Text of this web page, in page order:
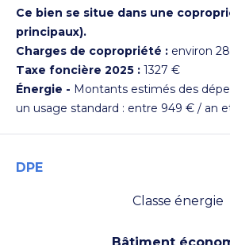
Ce bien se situe dans une
principaux).
Charges de copropriété : environ
Taxe foncière 2025 : 1327 €
Énergie - Montants estimés des
un usage standard : entre 949 € / an
DPE
Classe énergie